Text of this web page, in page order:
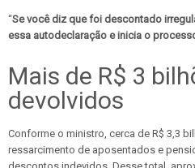
“Se você diz que foi descontado
essa autodeclaração e inicia o
Mais de R$ 3
devolvidos
Conforme o ministro, cerca de R$ 3,3
ressarcimento de aposentados e